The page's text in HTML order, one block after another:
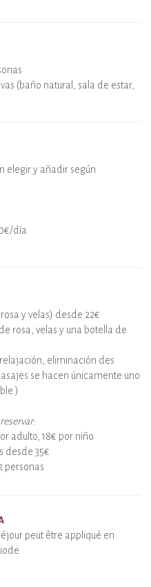
(baño natural, sala de estar,
elegir y añadir según
día
y velas) desde 22€
rosa, velas y una botella de
eliminación des
se hacen únicamente uno
adulto, 18€ por niño
desde 35€
personas
peut être appliqué en